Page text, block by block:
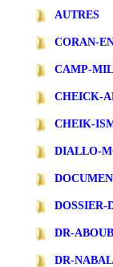
AUTRES
CORAN-
CAMP-
CHEICK-
CHEIK-
DIALLO-
DOSSIER-
DR-
DR-